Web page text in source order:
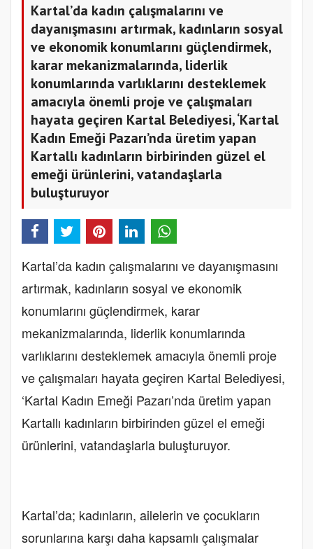
Kartal’da kadın çalışmalarını ve
dayanışmasını artırmak, kadınların sosyal
ve ekonomik konumlarını güçlendirmek,
karar mekanizmalarında, liderlik
konumlarında varlıklarını desteklemek
amacıyla önemli proje ve çalışmaları
hayata geçiren Kartal Belediyesi, ‘Kartal
Kadın Emeği Pazarı’nda üretim yapan
Kartallı kadınların birbirinden güzel el
emeği ürünlerini, vatandaşlarla
buluşturuyor
Kartal’da kadın çalışmalarını ve dayanışmasını
artırmak, kadınların sosyal ve ekonomik
konumlarını güçlendirmek, karar
mekanizmalarında, liderlik konumlarında
varlıklarını desteklemek amacıyla önemli proje
ve çalışmaları hayata geçiren Kartal Belediyesi,
‘Kartal Kadın Emeği Pazarı’nda üretim yapan
Kartallı kadınların birbirinden güzel el emeği
ürünlerini, vatandaşlarla buluşturuyor.
Kartal’da; kadınların, ailelerin ve çocukların
sorunlarına karşı daha kapsamlı çalışmalar